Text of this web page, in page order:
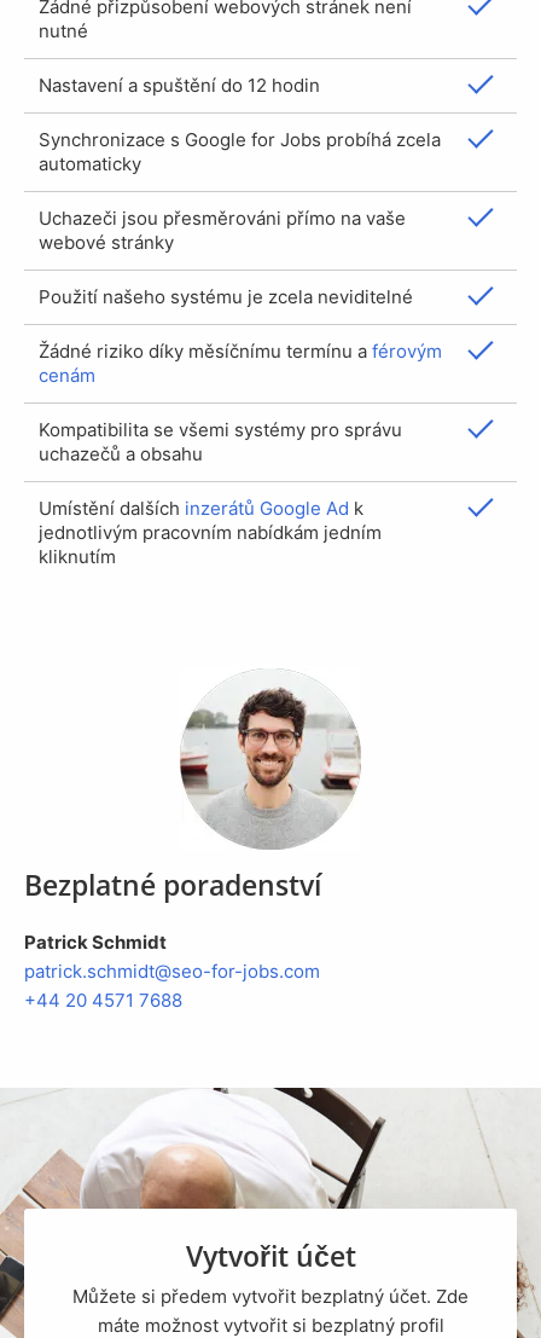
Žádné přizpůsobení webových stránek není
nutné
Nastavení a spuštění do 12 hodin
Synchronizace s Google for Jobs probíhá zcela
automaticky
Uchazeči jsou přesměrováni přímo na vaše
webové stránky
Použití našeho systému je zcela neviditelné
Žádné riziko díky měsíčnímu termínu a férovým
cenám
Kompatibilita se všemi systémy pro správu
uchazečů a obsahu
Umístění dalších inzerátů Google Ad k
jednotlivým pracovním nabídkám jedním
kliknutím
Bezplatné poradenství
Patrick Schmidt
patrick.schmidt@seo-for-jobs.com
+44 20 4571 7688
Vytvořit účet
Můžete si předem vytvořit bezplatný účet. Zde
máte možnost vytvořit si bezplatný profil